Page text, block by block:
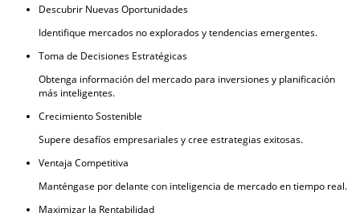
Descubrir Nuevas Oportunidades
Identifique mercados no explorados y tendencias emergentes.
Toma de Decisiones Estratégicas
Obtenga información del mercado para inversiones y planificación
más inteligentes.
Crecimiento Sostenible
Supere desafíos empresariales y cree estrategias exitosas.
Ventaja Competitiva
Manténgase por delante con inteligencia de mercado en tiempo real.
Maximizar la Rentabilidad